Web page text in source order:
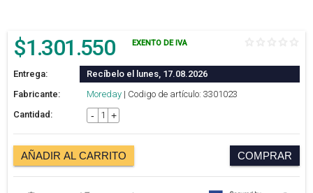
$1.301.550 EXENTO DE IVA
Entrega:
Recíbelo el lunes, 17.08.2026
Fabricante:
Moreday | Codigo de artículo: 3301023
Cantidad:
- +
AÑADIR AL CARRITO COMPRAR